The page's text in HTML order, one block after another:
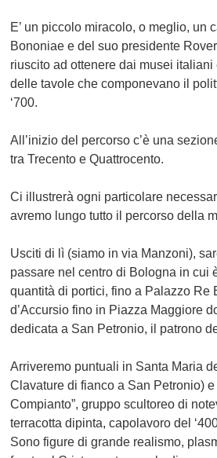
E’ un piccolo miracolo, o meglio, un
Bononiae e del suo presidente
riuscito ad ottenere dai musei
delle tavole che componevano il
‘700.
All’inizio del percorso c’è una
tra Trecento e Quattrocento.
Ci illustrerà ogni particolare
avremo lungo tutto il percorso della
Usciti di lì (siamo in via Manzoni),
passare nel centro di Bologna in cui
quantità di portici, fino a Palazzo Re
d’Accursio fino in Piazza Maggiore
dedicata a San Petronio, il patrono
Arriveremo puntuali in Santa Maria
Clavature di fianco a San Petronio)
Compianto”, gruppo scultoreo di
terracotta dipinta, capolavoro del
Sono figure di grande realismo,